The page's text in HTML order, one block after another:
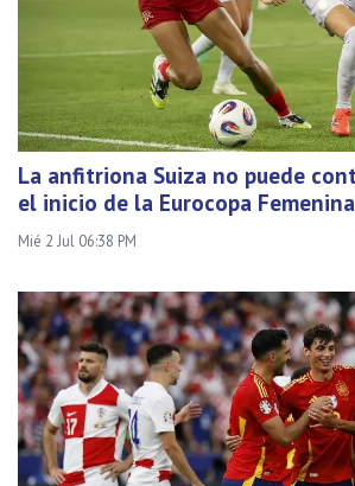
La anfitriona Suiza no puede
el inicio de la Eurocopa Femenina
Mié 2 Jul 06:38 PM